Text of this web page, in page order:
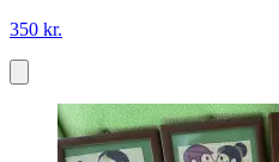
350 kr.